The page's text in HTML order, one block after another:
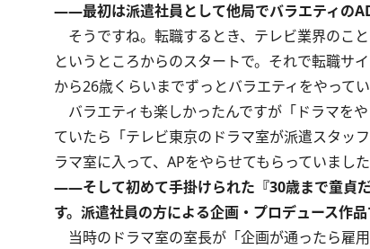
――最初は派遣社員として他局でバラエティの
そうですね。転職するとき、テレビ業界のこ
というところからのスタートで。それで転職サ
から26歳くらいまでずっとバラエティをやってい
バラエティも楽しかったんですが「ドラマを
ていたら「テレビ東京のドラマ室が派遣スタッ
ラマ室に入って、APをやらせてもらっていました
――そして初めて手掛けられた『30歳まで童貞
す。派遣社員の方による企画・プロデュース作
当時のドラマ室の室長が「企画が通ったら雇